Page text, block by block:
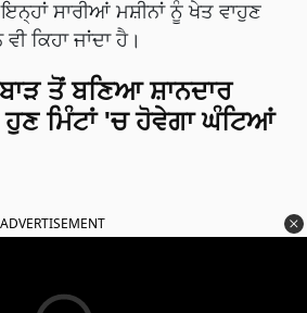
ਸਾਰੀਆਂ ਮਸ਼ੀਨਾਂ ਨੂੰ ਖੇਤ ਵਾਹੁਣ
ਕਿਹਾ ਜਾਂਦਾ ਹੈ।
ਤੋਂ ਬਣਿਆ ਸ਼ਾਨਦਾਰ
ਮਿੰਟਾਂ 'ਚ ਹੋਵੇਗਾ ਘੰਟਿਆਂ